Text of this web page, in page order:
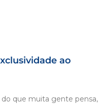
ao
que muita gente pensa,